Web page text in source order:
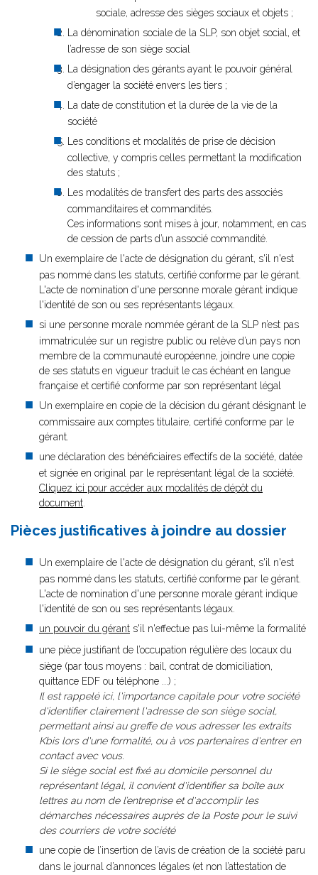
sociale, adresse des sièges sociaux et objets ;
La dénomination sociale de la SLP, son objet social, et
l’adresse de son siège social
La désignation des gérants ayant le pouvoir général
d’engager la société envers les tiers ;
La date de constitution et la durée de la vie de la
société
Les conditions et modalités de prise de décision
collective, y compris celles permettant la modification
des statuts ;
Les modalités de transfert des parts des associés
commanditaires et commandités.
Ces informations sont mises à jour, notamment, en cas
de cession de parts d’un associé commandité.
Un exemplaire de l'acte de désignation du gérant, s'il n'est
pas nommé dans les statuts, certifié conforme par le gérant.
L'acte de nomination d'une personne morale gérant indique
l'identité de son ou ses représentants légaux.
si une personne morale nommée gérant de la SLP n’est pas
immatriculée sur un registre public ou relève d’un pays non
membre de la communauté européenne, joindre une copie
de ses statuts en vigueur traduit le cas échéant en langue
française et certifié conforme par son représentant légal
Un exemplaire en copie de la décision du gérant désignant le
commissaire aux comptes titulaire, certifié conforme par le
gérant.
une déclaration des bénéficiaires effectifs de la société, datée
et signée en original par le représentant légal de la société.
Cliquez ici pour accéder aux modalités de dépôt du
document
Pièces justificatives à joindre au dossier
Un exemplaire de l'acte de désignation du gérant, s'il n'est
pas nommé dans les statuts, certifié conforme par le gérant.
L'acte de nomination d'une personne morale gérant indique
l'identité de son ou ses représentants légaux.
un pouvoir du gérant s'il n'effectue pas lui-même la formalité
une pièce justifiant de l’occupation régulière des locaux du
siège (par tous moyens : bail, contrat de domiciliation,
quittance EDF ou téléphone ...) ;
Il est rappelé ici, l'importance capitale pour votre société
d'identifier clairement l'adresse de son siège social,
permettant ainsi au greffe de vous adresser les extraits
Kbis lors d'une formalité, ou à vos partenaires d'entrer en
contact avec vous.
Si le siège social est fixé au domicile personnel du
représentant légal, il convient d'identifier sa boîte aux
lettres au nom de l’entreprise et d'accomplir les
démarches nécessaires auprès de la Poste pour le suivi
des courriers de votre société
une copie de l’insertion de l’avis de création de la société paru
dans le journal d’annonces légales (et non l’attestation de